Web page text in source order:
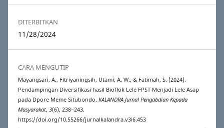
DITERBITKAN
11/28/2024
CARA MENGUTIP
Mayangsari, A., Fitriyaningsih, Utami, A. W., & Fatimah, S. (2024).
Pendampingan Diversifikasi hasil Bioflok Lele FPST Menjadi Lele Asap
pada Dpore Meme Situbondo. KALANDRA Jurnal Pengabdian Kepada
Masyarakat, 3(6), 238–243.
https://doi.org/10.55266/jurnalkalandra.v3i6.453